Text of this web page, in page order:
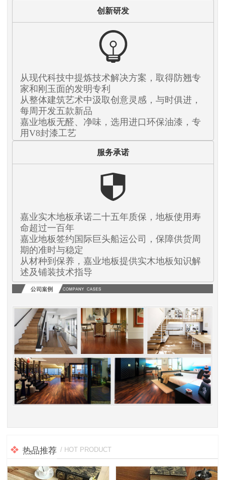
创新研发
从现代科技中提炼技术解决方案，取得防翘专
家和刚玉面的发明专利
从整体建筑艺术中汲取创意灵感，与时俱进，
每周开发五款新品
嘉业地板无醛、净味，选用进口环保油漆，专
用V8封漆工艺
服务承诺
嘉业实木地板承诺二十五年质保，地板使用寿
命超过一百年
嘉业地板签约国际巨头船运公司，保障供货周
期的准时与稳定
从材种到保养，嘉业地板提供实木地板知识解
述及铺装技术指导
热品推荐 / HOT PRODUCT